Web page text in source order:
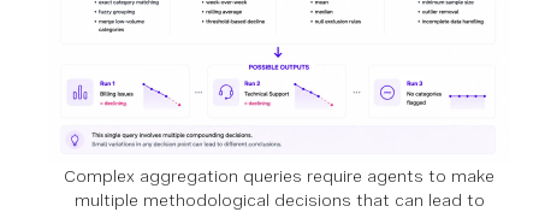
Complex aggregation queries require agents to make
multiple methodological decisions that can lead to